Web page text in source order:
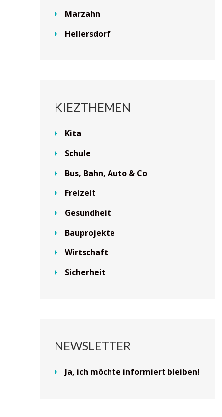
Marzahn
Hellersdorf
KIEZTHEMEN
Kita
Schule
Bus, Bahn, Auto & Co
Freizeit
Gesundheit
Bauprojekte
Wirtschaft
Sicherheit
NEWSLETTER
Ja, ich möchte informiert bleiben!